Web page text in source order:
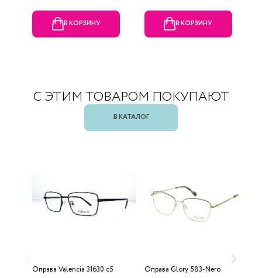
В КОРЗИНУ В КОРЗИНУ
С ЭТИМ ТОВАРОМ ПОКУПАЮТ
В КАТАЛОГ
Оправа Valencia 31630 с5 Оправа Glory 583-Nero